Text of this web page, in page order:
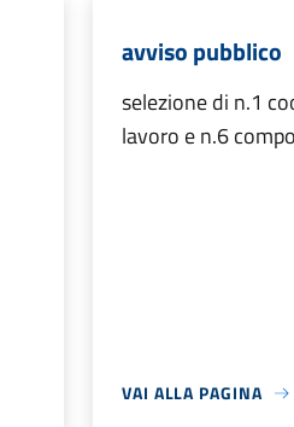
avviso pubblico
selezione di n.1
lavoro e n.6
VAI ALLA PAGINA